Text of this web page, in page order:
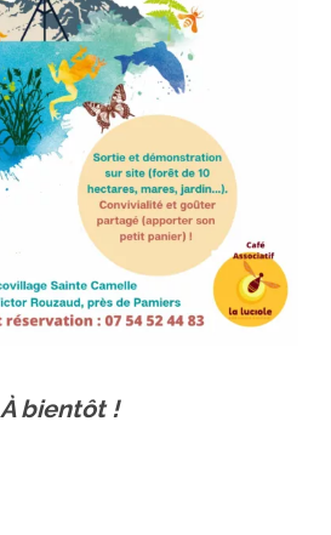
À bientôt !